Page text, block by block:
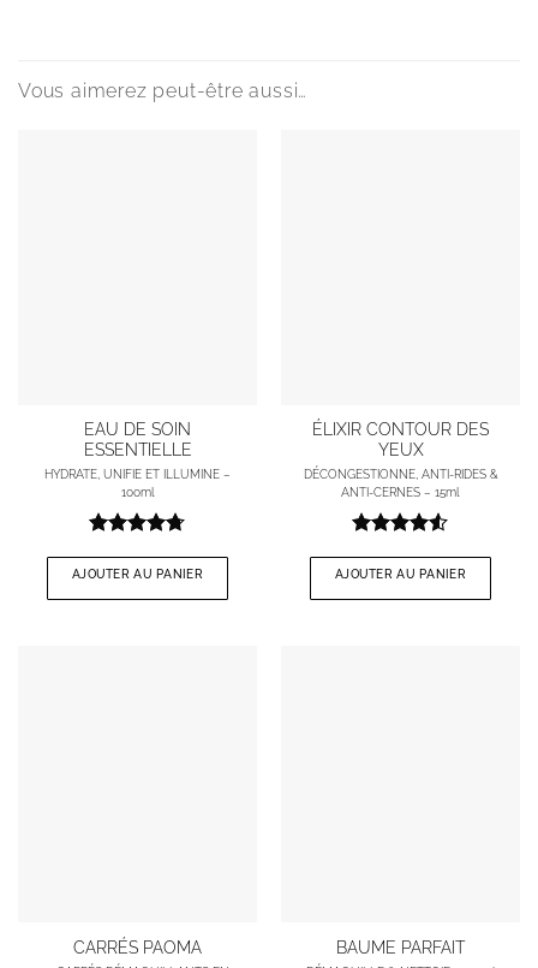
Vous aimerez peut-être aussi…
EAU DE SOIN
ESSENTIELLE
sur 5
HYDRATE, UNIFIE ET ILLUMINE –
100ml
AJOUTER AU PANIER
ÉLIXIR CONTOUR DES
YEUX
sur 5
DÉCONGESTIONNE, ANTI-RIDES &
ANTI-CERNES – 15ml
AJOUTER AU PANIER
CARRÉS PAOMA BAUME PARFAIT